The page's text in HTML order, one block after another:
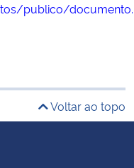
publico/
Voltar ao topo